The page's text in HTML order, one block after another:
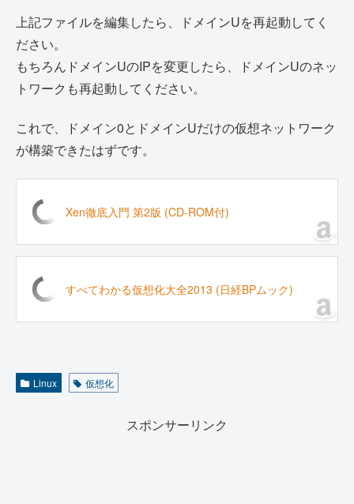
上記ファイルを編集したら、ドメインUを再起動してく
ださい。
もちろんドメインUのIPを変更したら、ドメインUのネッ
トワークも再起動してください。
これで、ドメイン0とドメインUだけの仮想ネットワーク
が構築できたはずです。
Xen徹底入門 第2版 (CD-ROM付)
すべてわかる仮想化大全2013 (日経BPムック)
Linux 仮想化
スポンサーリンク